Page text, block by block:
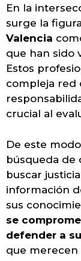
En la
surge la
Valencia
que han sido
Estos
compleja red
crucial al
De este
búsqueda de
buscar
información
sus
se
defender a
que merecen